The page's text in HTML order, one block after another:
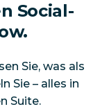
Social-
Sie, was als
Sie – alles in
Suite.